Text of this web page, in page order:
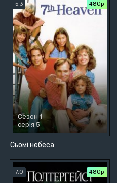
Сьомі небеса
5.3 480р
Сезон 1
серія 5
7.0 480р